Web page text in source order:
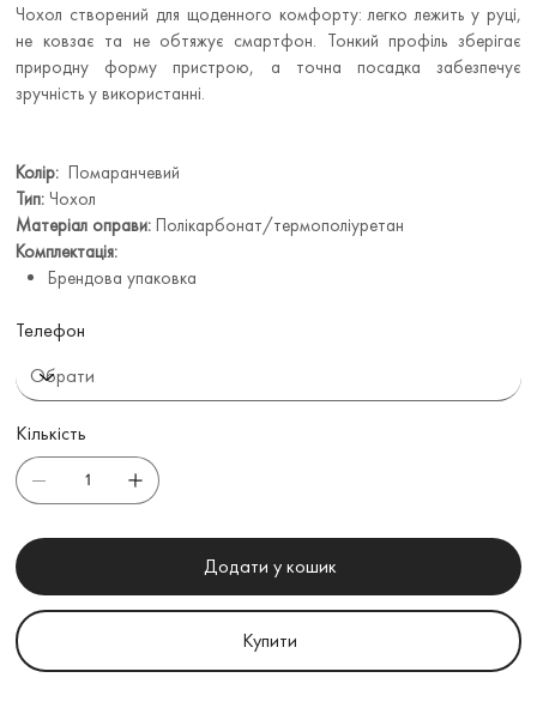
Чохол створений для щоденного комфорту: легко лежить у руці,
не ковзає та не обтяжує смартфон. Тонкий профіль зберігає
природну форму пристрою, а точна посадка забезпечує
зручність у використанні.
Колір: Помаранчевий
Тип: Чохол
Матеріал оправи: Полікарбонат/термополіуретан
Комплектація:
Брендова упаковка
Телефон
Кількість
Додати у кошик
Купити